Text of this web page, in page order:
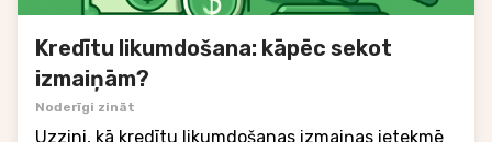
Kredītu likumdošana: kāpēc sekot
izmaiņām?
Noderīgi zināt
Uzzini, kā kredītu likumdošanas izmaiņas ietekmē